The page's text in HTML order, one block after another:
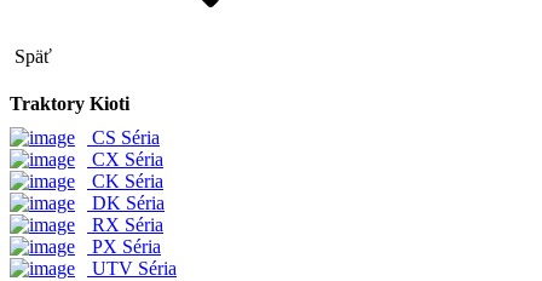
Späť
Traktory Kioti
CS Séria
CX Séria
CK Séria
DK Séria
RX Séria
PX Séria
UTV Séria